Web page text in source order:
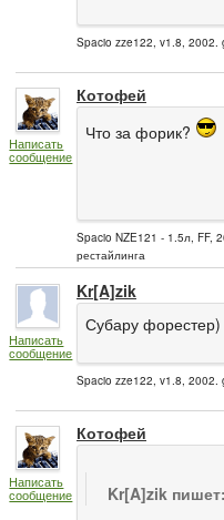
Spacio zze122, v1.8, 2002.
Написать
сообщение
Котофей
Что за форик?
Spacio NZE121 - 1.5л, FF,
рестайлинга
Написать
сообщение
Kr[A]zik
Субару
Spacio zze122, v1.8, 2002.
Написать
сообщение
Котофей
Kr[A]zik пишет: